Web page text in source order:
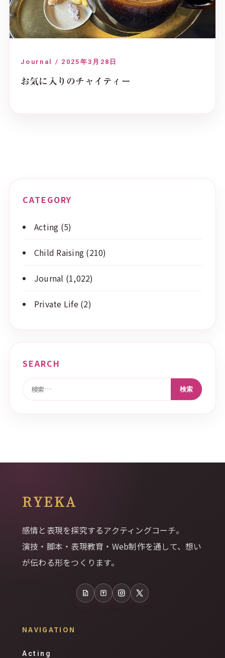
Journal / 2025年3月28日
お気に入りのチャイティー
CATEGORY
Acting (5)
Child Raising (210)
Journal (1,022)
Private Life(2)
SEARCH
検索:
RYEKA
感情と表現を探究するアクティングコーチ。
演技・脚本・表現教育・Web制作を通して、想い
が伝わる形をつくります。
note TalesInstagram
X
NAVIGATION
Acting